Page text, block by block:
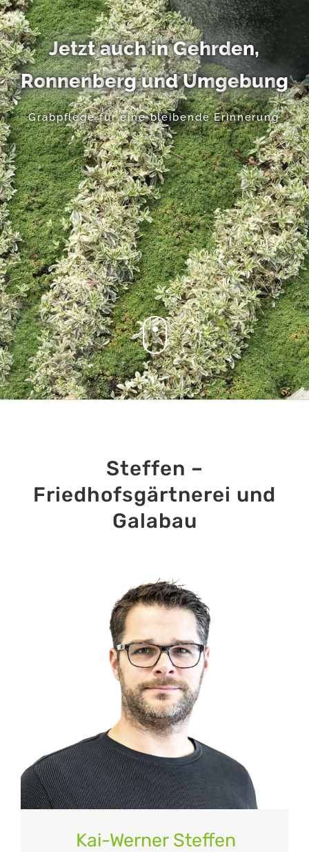
Jetzt auch in Gehrden,
Ronnenberg und Umgebung
Grabpflege für eine bleibende Erinnerung
Steffen –
Friedhofsgärtnerei und
Galabau
Kai-Werner Steffen